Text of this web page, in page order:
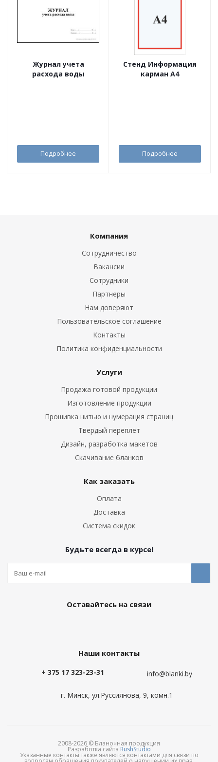
Журнал учета
расхода воды
Подробнее
Стенд Информация
карман А4
Подробнее
Компания
Сотрудничество
Вакансии
Сотрудники
Партнеры
Нам доверяют
Пользовательское соглашение
Контакты
Политика конфиденциальности
Услуги
Продажа готовой продукции
Изготовление продукции
Прошивка нитью и нумерация страниц
Твердый переплет
Дизайн, разработка макетов
Скачивание бланков
Как заказать
Оплата
Доставка
Система скидок
Будьте всегда в курсе!
Оставайтесь на связи
Наши контакты
+ 375 17 323-23-31 info@blanki.by
г. Минск, ул.Руссиянова, 9, комн.1
2008-2026 © Бланочная продукция
Разработка сайта RushStudio
Указанные контакты также являются контактами для связи по